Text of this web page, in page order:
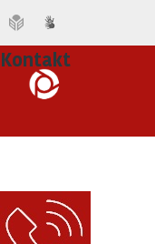
Kontakt